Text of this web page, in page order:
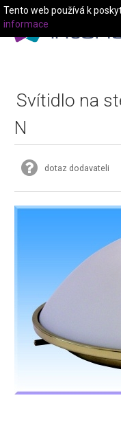
Svítidlo na
N
dotaz dodavateli
Tento web používá k
informace